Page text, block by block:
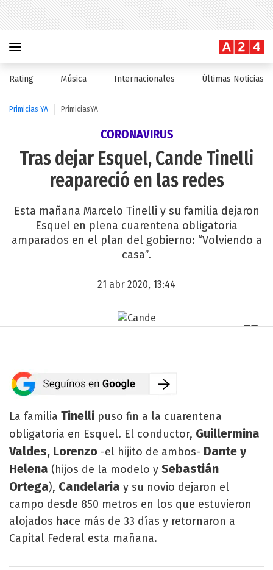
Rating Música Internacionales Últimas Noticias
Primicias YA PrimiciasYA
CORONAVIRUS
Tras dejar Esquel, Cande Tinelli
reapareció en las redes
Esta mañana Marcelo Tinelli y su familia dejaron
Esquel en plena cuarentena obligatoria
amparados en el plan del gobierno: “Volviendo a
casa”.
21 abr 2020, 13:44
La familia Tinelli puso fin a la cuarentena
obligatoria en Esquel. El conductor, Guillermina
Valdes, Lorenzo -el hijito de ambos- Dante y
Helena (hijos de la modelo y Sebastián
Ortega), Candelaria y su novio dejaron el
campo desde 850 metros en los que estuvieron
alojados hace más de 33 días y retornaron a
Capital Federal esta mañana.